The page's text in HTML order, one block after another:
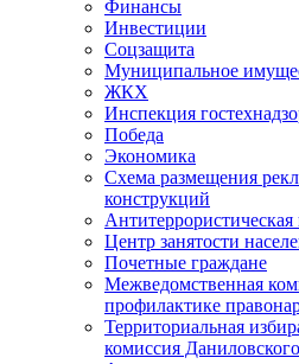
Финансы
Инвестиции
Соцзащита
Муниципальное
ЖКХ
Инспекция
Победа
Экономика
Схема размещения
конструкций
Антитеррористическая
Центр занятости
Почетные граждане
Межведомственная
профилактике
Территориальная
комиссия